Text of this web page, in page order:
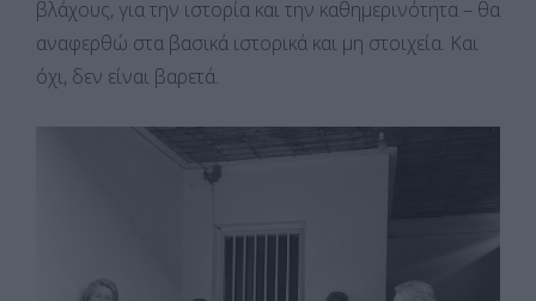
βλάχους, για την ιστορία και την καθημερινότητα – θα
αναφερθώ στα βασικά ιστορικά και μη στοιχεία. Και
όχι, δεν είναι βαρετά.